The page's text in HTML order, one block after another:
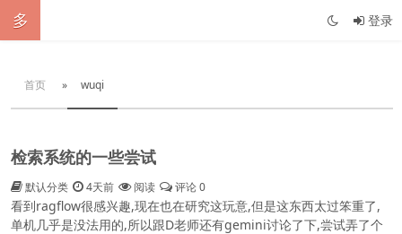
多 登录
首页 » wuqi
检索系统的一些尝试
默认分类 4天前 阅读 评论 0
看到ragflow很感兴趣,现在也在研究这玩意,但是这东西太过笨重了,
单机几乎是没法用的,所以跟D老师还有gemini讨论了下,尝试弄了个